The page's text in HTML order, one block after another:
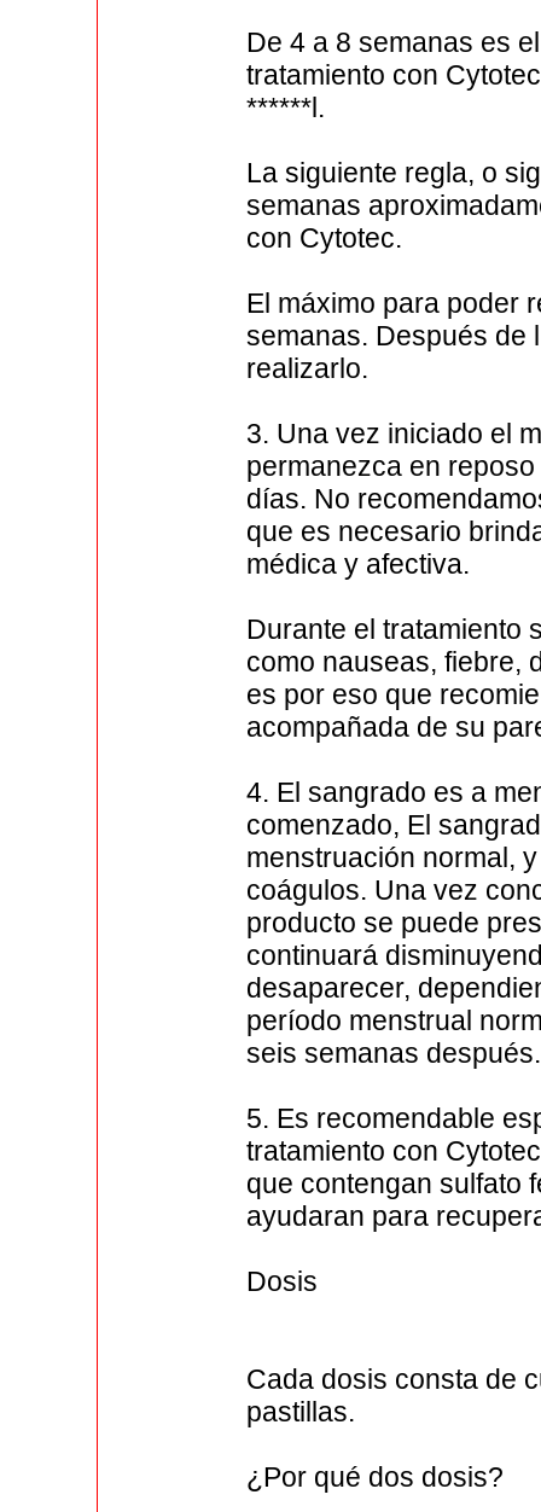
De 4 a 8 semanas es
tratamiento con
******l.
La siguiente regla, o
semanas
con Cytotec.
El máximo para poder
semanas. Después de
realizarlo.
3. Una vez iniciado el
permanezca en
días. No
que es necesario
médica y afectiva.
Durante el tratamiento
como nauseas, fiebre,
es por eso que
acompañada de su
4. El sangrado es a
comenzado, El
menstruación normal,
coágulos. Una vez
producto se puede
continuará
desaparecer,
período menstrual
seis semanas después.
5. Es recomendable
tratamiento con
que contengan sulfato
ayudaran para
Dosis
Cada dosis consta de
pastillas.
¿Por qué dos dosis?